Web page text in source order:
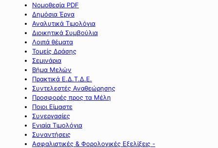
Νομοθεσία PDF
Δημόσια Έργα
Αναλυτικά Τιμολόγια
Διοικητικά Συμβούλια
Λοιπά θέματα
Τομείς Δράσης
Σεμινάρια
Βήμα Μελών
Πρακτικά Ε.Δ.Τ.Δ.Ε.
Συντελεστές Αναθεώρησης
Προσφορές προς τα Μέλη
Ποιοι Είμαστε
Συνεργασίες
Ενιαία Τιμολόγια
Συναντήσεις
Ασφαλιστικές & Φορολογικές Εξελίξεις -